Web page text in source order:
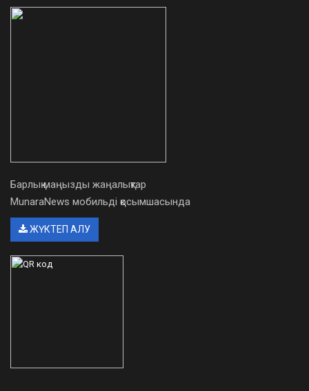
Барлық маңызды жаңалықтар
MunaraNews мобильді қосымшасында
ЖҮКТЕП АЛУ